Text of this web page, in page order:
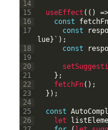
14
15
16
17
18
19
20
21
22
23
24
25
26
useEffect ( ( ) =>
const
fetchFn
const
lue} ` ) ;
const
} ;
fetchFn( ) ;
} ) ;
const
let